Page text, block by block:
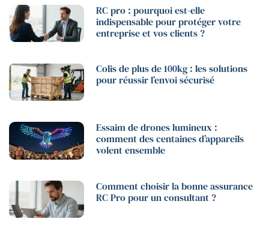
RC pro : pourquoi est-elle
indispensable pour protéger votre
entreprise et vos clients ?
Colis de plus de 100kg : les solutions
pour réussir l’envoi sécurisé
Essaim de drones lumineux :
comment des centaines d’appareils
volent ensemble
Comment choisir la bonne assurance
RC Pro pour un consultant ?